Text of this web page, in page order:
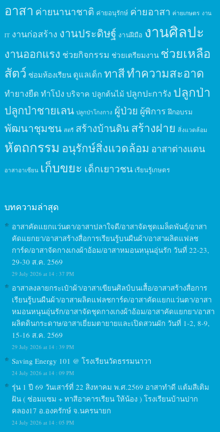
อาสา ค่ายนานาชาติ ค่ายอนุรักษ์ ค่ายอาสา ค่ายเกษตร งาน
IT งานก่อสร้าง งานประดิษฐ์ งานฝีมือ งานศิลปะ
งานออกแรง ช่วยกิจกรรม ช่วยเตรียมงาน ช่วยเหลือ
สัตว์ ซ่อมห้องเรียน ดูแลเด็ก ทาสีทำความสะอาด
ทำยางยืด ทำโป่ง บริจาค ปลูกต้นไม้ ปลูกปะการัง ปลูกป่า
ปลูกป่าชายเลน ปลูกป่าโกงกาง ผู้ป่วย ผู้พิการ ฝึกอบรม
พัฒนาชุมชน สตรี สร้างบ้านดินสร้างฝาย สิ่งแวดล้อม
หัตถกรรม อนุรักษ์สิ่งแวดล้อม อาสาต่างแดน
อาสาอาเซียน เก็บขยะ เด็กเยาวชน เรียนรู้เกษตร
บทความล่าสุด
อาสาคัดแยกแว่นตา/อาสาปลาใจดี/อาสาจัดชุดเมล็ดพันธุ์/อาสา
คัดแยกยา/อาสาสร้างสื่อการเรียนรู้บนผืนผ้า/อาสาผลิตแฟลช
การ์ด/อาสาจัดกางเกงผ้าอ้อม/อาสาหมอนหนุนอุ่นรัก วันที่ 22-23,
29-30 ส.ค. 2569
29 July 2026 at 14 : 37 PM
อาสาลงลายกระเป๋าผ้า/อาสาเขียนศิลป์บนเสื้อ/อาสาสร้างสื่อการ
เรียนรู้บนผืนผ้า/อาสาผลิตแฟลชการ์ด/อาสาคัดแยกแว่นตา/อาสา
หมอนหนุนอุ่นรัก/อาสาจัดชุดกางเกงผ้าอ้อม/อาสาคัดแยกยา/อาสา
ผลิตดินกระดาษ/อาสาเยี่ยมตายายและเปิดสวนผัก วันที่ 1-2, 8-9,
15-16 ส.ค. 2569
29 July 2026 at 14 : 39 PM
Saving Energy 101 @ โรงเรียนวัดธรรมนาวา
24 July 2026 at 14 : 09 PM
รุ่น 1 ปี 69 วันเสาร์ที่ 22 สิงหาคม พ.ศ.2569 อาสาทำดี แต้มสีเติม
ฝัน ( ซ่อมแซม + ทาสีอาคารเรียน ให้น้อง ) โรงเรียนบ้านปาก
คลอง17 อ.องครักษ์ จ.นครนายก
24 July 2026 at 14 : 05 PM